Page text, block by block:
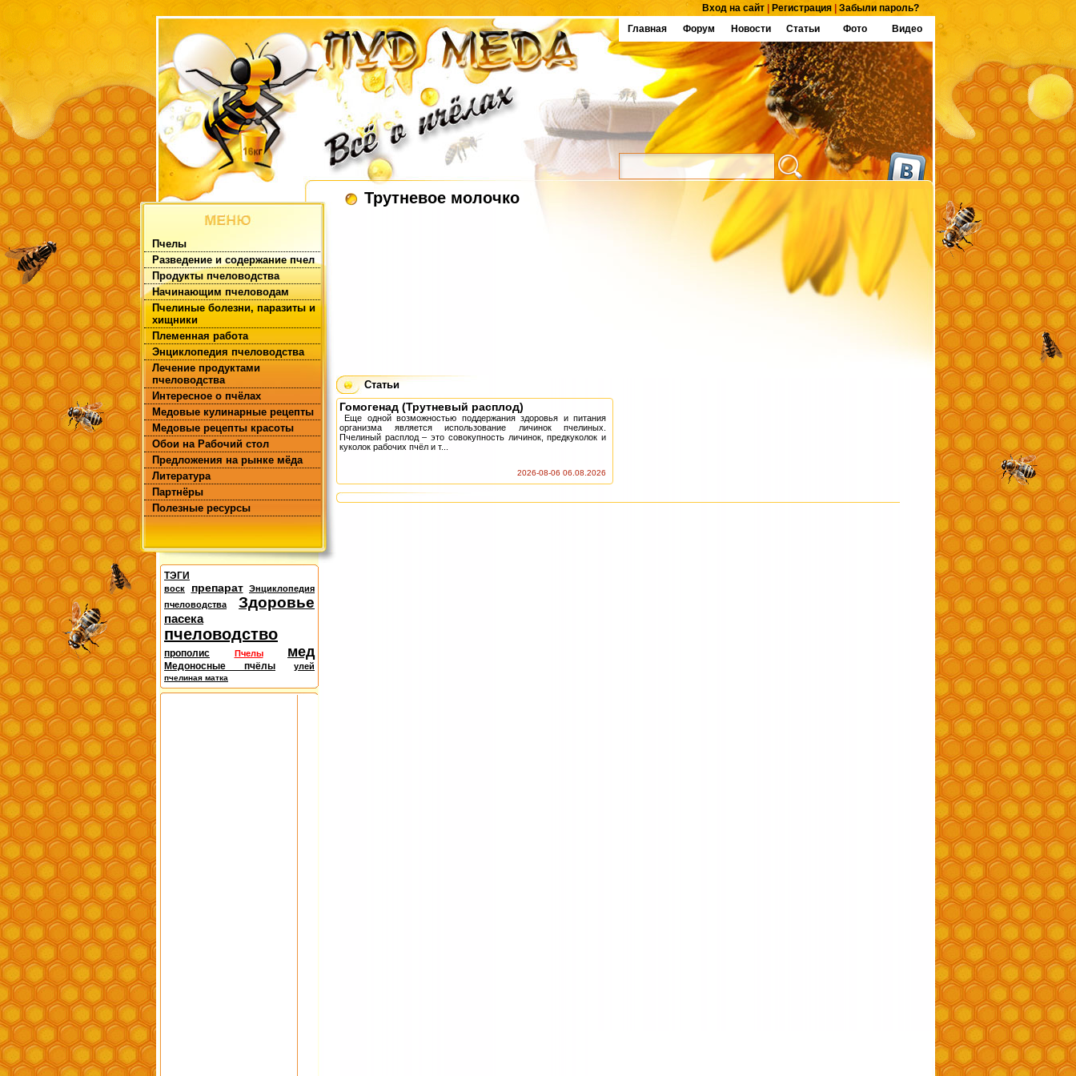
Вход на сайт Регистрация
Забыли пароль?
Главная
Форум Новости Статьи Фото Видео
Пчелы
Разведение и содержание пчел
Продукты пчеловодства
Начинающим пчеловодам
Пчелиные болезни, паразиты и
хищники
Племенная работа
Энциклопедия пчеловодства
Лечение продуктами
пчеловодства
Интересное о пчёлах
Медовые кулинарные рецепты
Медовые рецепты красоты
Обои на Рабочий стол
Предложения на рынке мёда
Литература
Партнёры
Полезные ресурсы
ТЭГИ
воск препарат
Энциклопедия
пчеловодства
Здоровье
пасека
пчеловодство
прополис Пчелы мед
Медоносные пчёлы улей
пчелиная матка
Трутневое молочко
Статьи
Гомогенад (Трутневый расплод)
Еще одной возможностью поддержания здоровья и питания
организма является использование личинок пчелиных.
Пчелиный расплод – это совокупность личинок, предкуколок и
куколок рабочих пчёл и т...
2026-08-06 06.08.2026